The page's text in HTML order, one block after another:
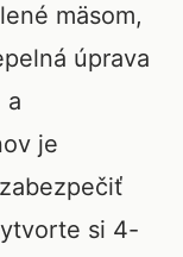
mäsom,
úprava
a
je
si 4-